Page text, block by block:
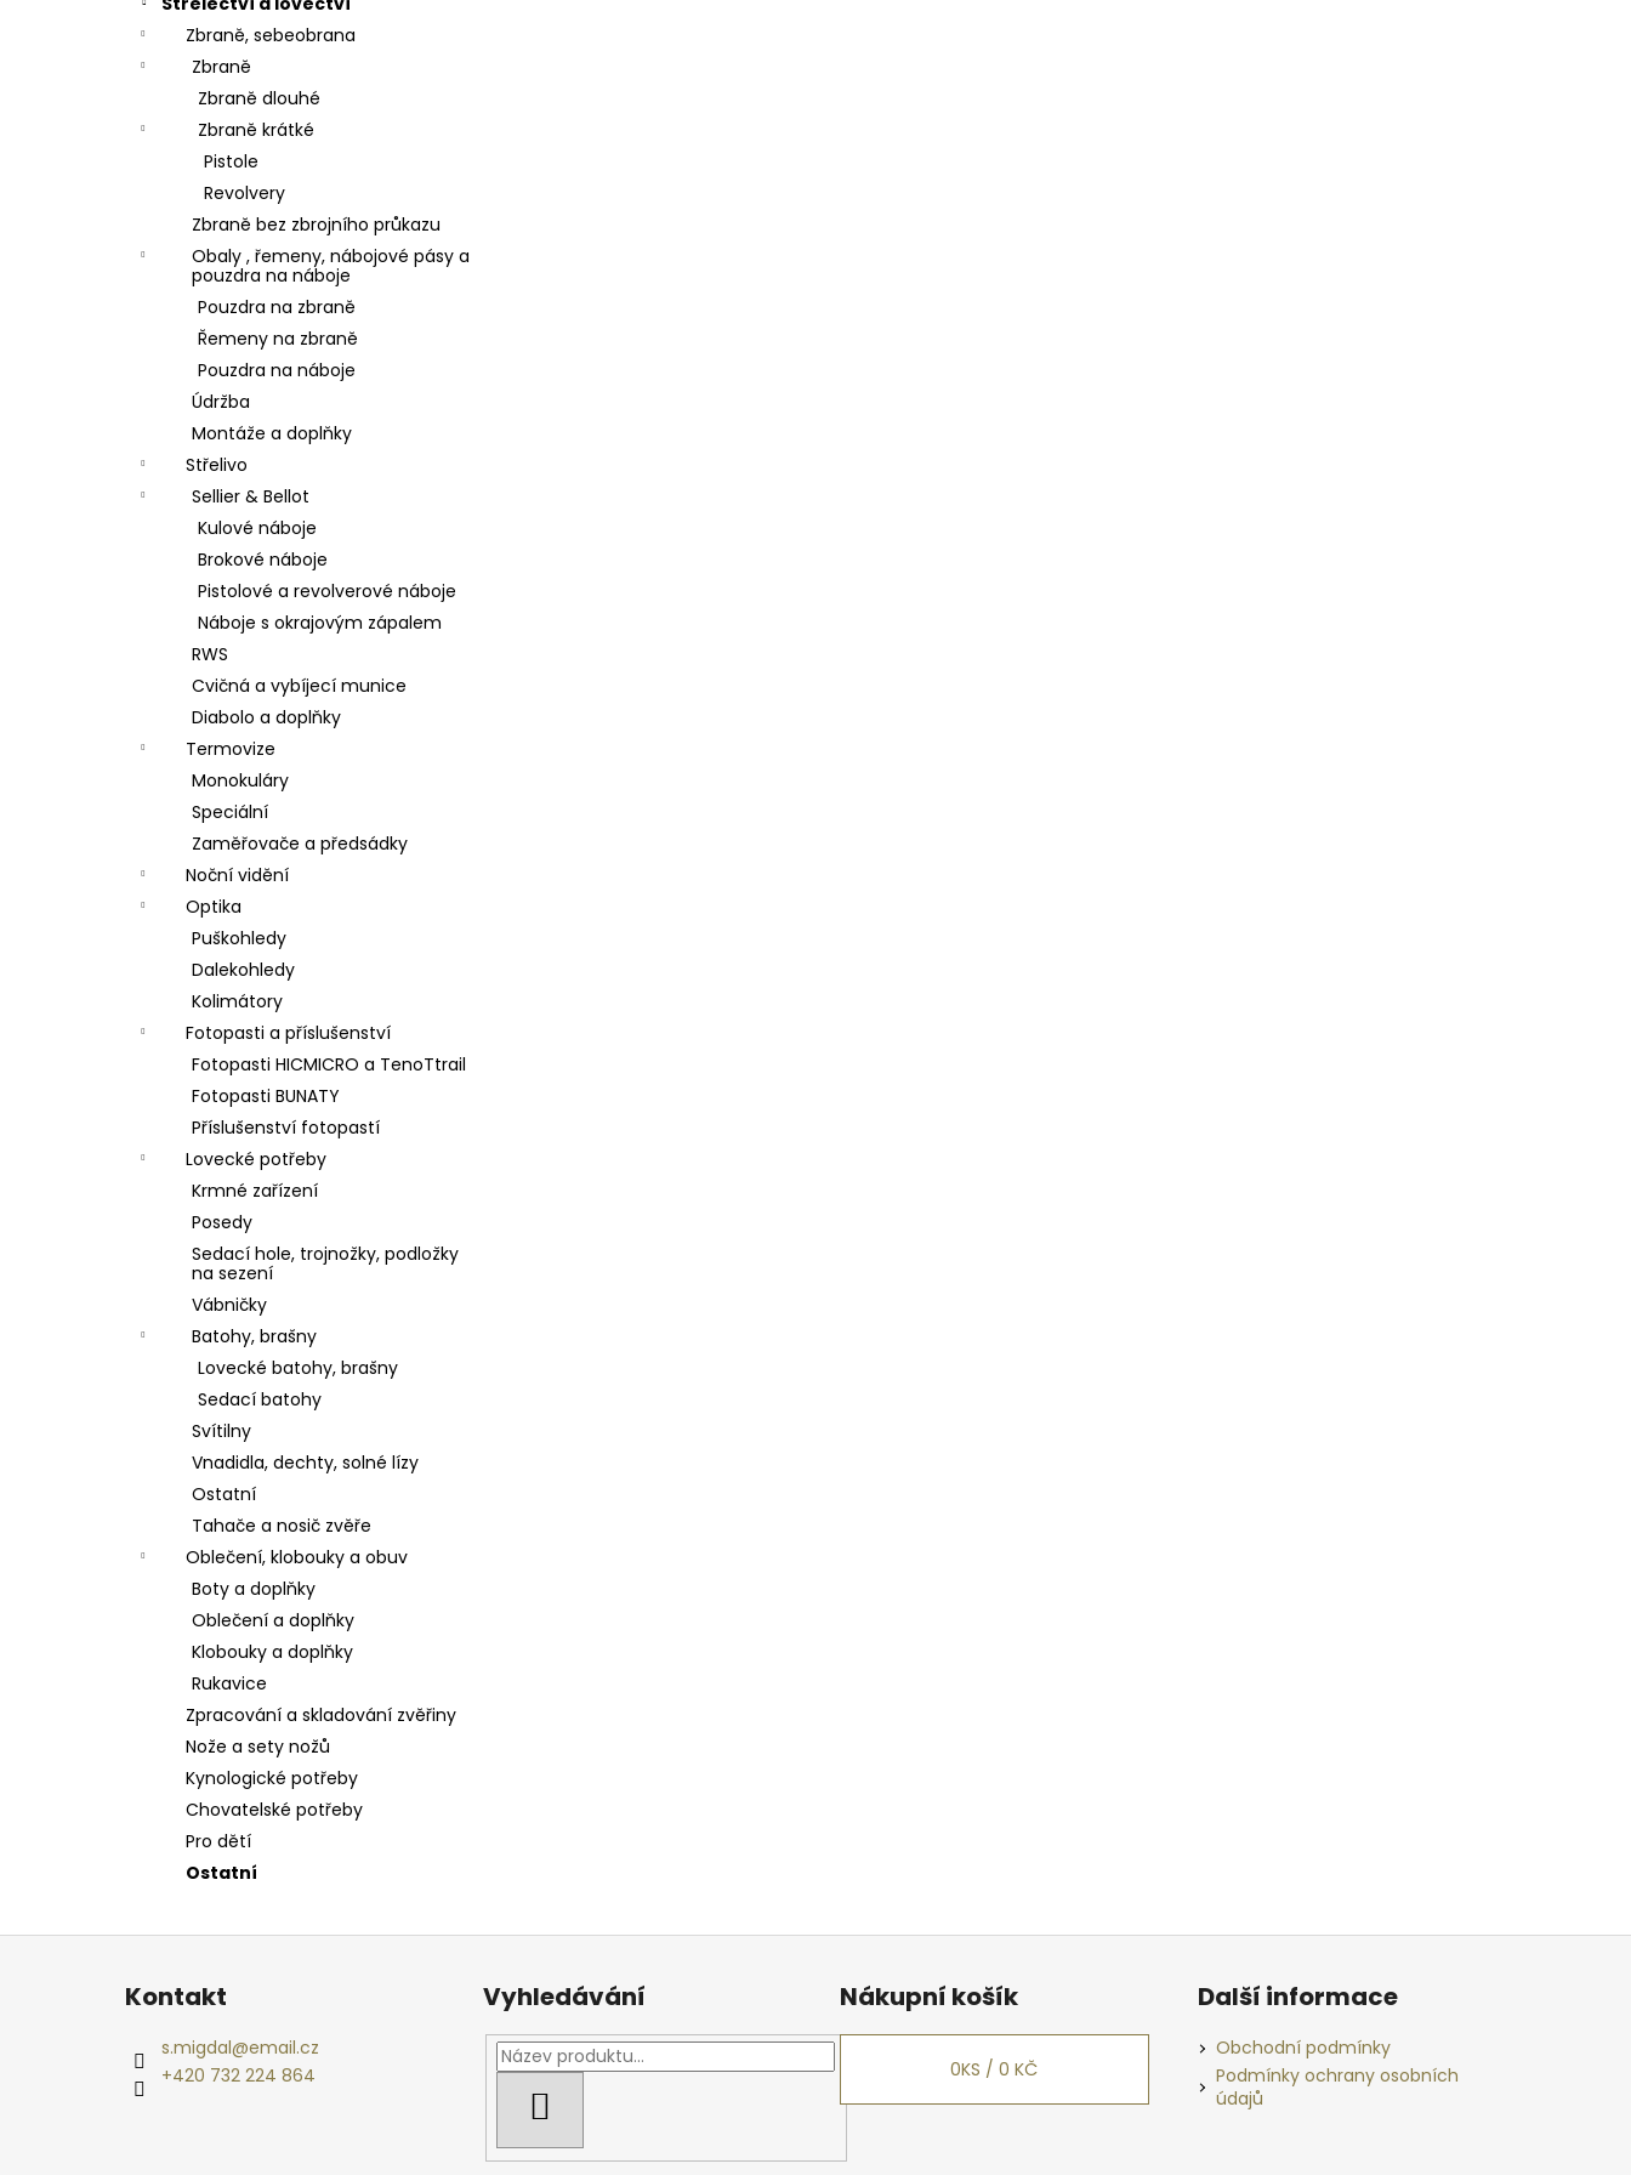
Zbraně, sebeobrana
Zbraně
Zbraně dlouhé
Zbraně krátké
Pistole
Revolvery
Zbraně bez zbrojního průkazu
Obaly , řemeny, nábojové pásy a
pouzdra na náboje
Pouzdra na zbraně
Řemeny na zbraně
Pouzdra na náboje
Údržba
Montáže a doplňky
Střelivo
Sellier & Bellot
Kulové náboje
Brokové náboje
Pistolové a revolverové náboje
Náboje s okrajovým zápalem
RWS
Cvičná a vybíjecí munice
Diabolo a doplňky
Termovize
Monokuláry
Speciální
Zaměřovače a předsádky
Noční vidění
Optika
Puškohledy
Dalekohledy
Kolimátory
Fotopasti a příslušenství
Fotopasti HICMICRO a TenoTtrail
Fotopasti BUNATY
Příslušenství fotopastí
Lovecké potřeby
Krmné zařízení
Posedy
Sedací hole, trojnožky, podložky
na sezení
Vábničky
Batohy, brašny
Lovecké batohy, brašny
Sedací batohy
Svítilny
Vnadidla, dechty, solné lízy
Ostatní
Tahače a nosič zvěře
Oblečení, klobouky a obuv
Boty a doplňky
Oblečení a doplňky
Klobouky a doplňky
Rukavice
Zpracování a skladování zvěřiny
Nože a sety nožů
Kynologické potřeby
Chovatelské potřeby
Pro dětí
Ostatní
Z
Kontakt
s.migdal@email.cz
+420 732 224 864
Vyhledávání Nákupní košík
0KS /0 KČ
Další informace
Obchodní podmínky
Podmínky ochrany osobních
údajů